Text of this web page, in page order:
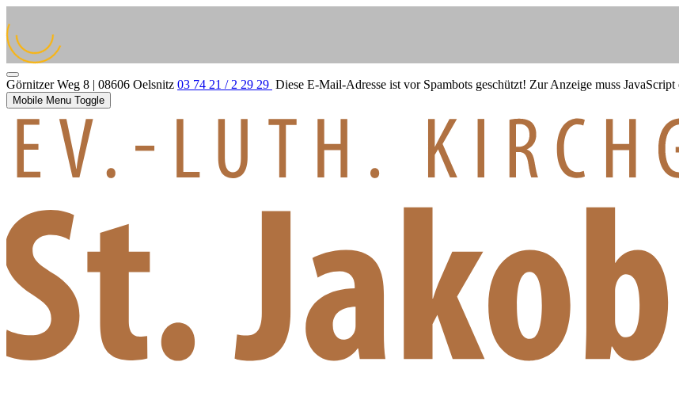
Görnitzer Weg 8 | 08606 Oelsnitz 03 74 21 / 2 29 29 Diese E-Mail-Adresse ist vor Spambots geschützt! Zur Anzeige muss JavaScript
Mobile Menu Toggle